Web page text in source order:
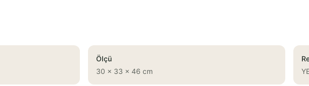
Ölçü
30 x 33 x 46 cm